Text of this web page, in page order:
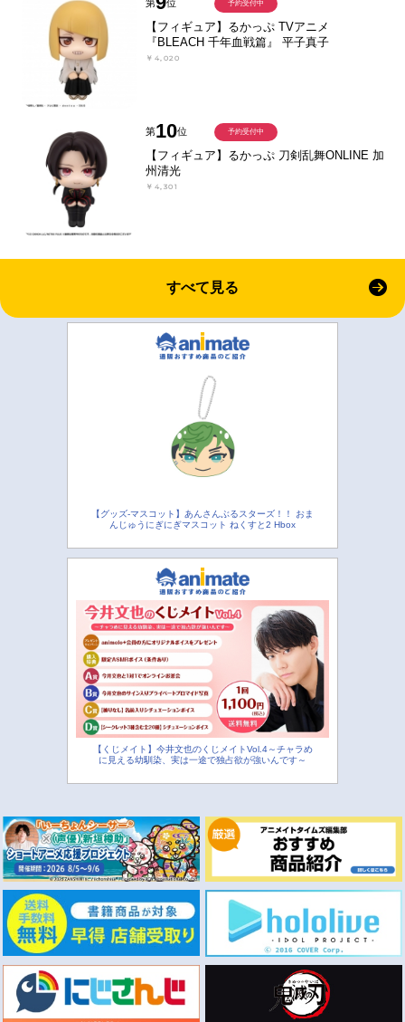
第 位
【フィギュア】るかっぷ TVアニメ
『BLEACH 千年血戦篇』 平子真子
￥4,020
予約受付中
第10位
【フィギュア】るかっぷ 刀剣乱舞ONLINE 加
州清光
￥4,301
予約受付中
すべて見る
【グッズ-マスコット】あんさんぶるスターズ！！ おま
んじゅうにぎにぎマスコット ねくすと2 Hbox
【くじメイト】今井文也のくじメイトVol.4～チャラめ
に見える幼馴染、実は一途で独占欲が強いんです～